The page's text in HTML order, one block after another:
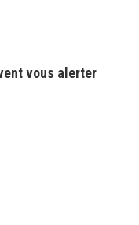
vous alerter